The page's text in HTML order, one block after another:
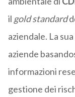
il gold standard
aziendale. La
aziende
informazioni
gestione dei